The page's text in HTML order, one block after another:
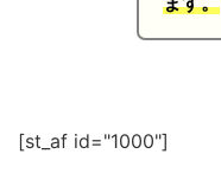
[st_af id="1000"]